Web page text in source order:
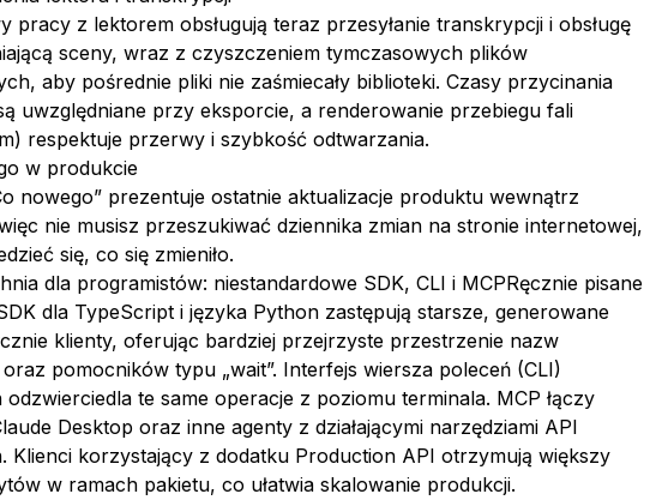
pracy z lektorem obsługują teraz przesyłanie transkrypcji i obsługę
sceny, wraz z czyszczeniem tymczasowych plików
aby pośrednie pliki nie zaśmiecały biblioteki. Czasy przycinania
uwzględniane przy eksporcie, a renderowanie przebiegu fali
respektuje przerwy i szybkość odtwarzania.
w produkcie
nowego” prezentuje ostatnie aktualizacje produktu wewnątrz
nie musisz przeszukiwać dziennika zmian na stronie internetowej,
się, co się zmieniło.
dla programistów: niestandardowe SDK, CLI i MCPRęcznie pisane
dla TypeScript i języka Python zastępują starsze, generowane
klienty, oferując bardziej przejrzyste przestrzenie nazw
pomocników typu „wait”. Interfejs wiersza poleceń (CLI)
odzwierciedla te same operacje z poziomu terminala. MCP łączy
Desktop oraz inne agenty z działającymi narzędziami API
Klienci korzystający z dodatku Production API otrzymują większy
w ramach pakietu, co ułatwia skalowanie produkcji.